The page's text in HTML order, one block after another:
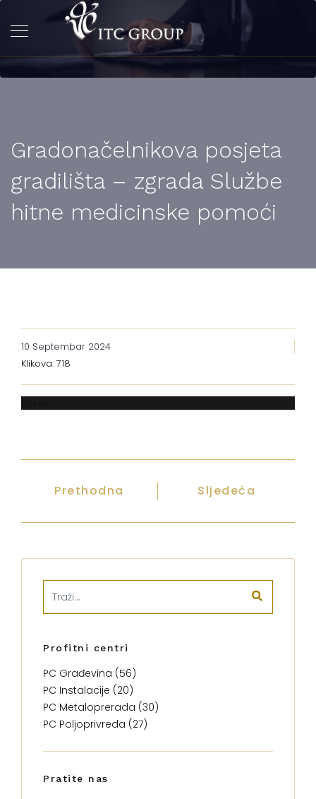
Gradonačelnikova posjeta
gradilišta – zgrada Službe
hitne medicinske pomoći
10 Septembar 2024
Klikova: 718
Prethodna Sljedeća
Profitni centri
PC Građevina (56)
PC Instalacije (20)
PC Metaloprerada (30)
PC Poljoprivreda (27)
Pratite nas